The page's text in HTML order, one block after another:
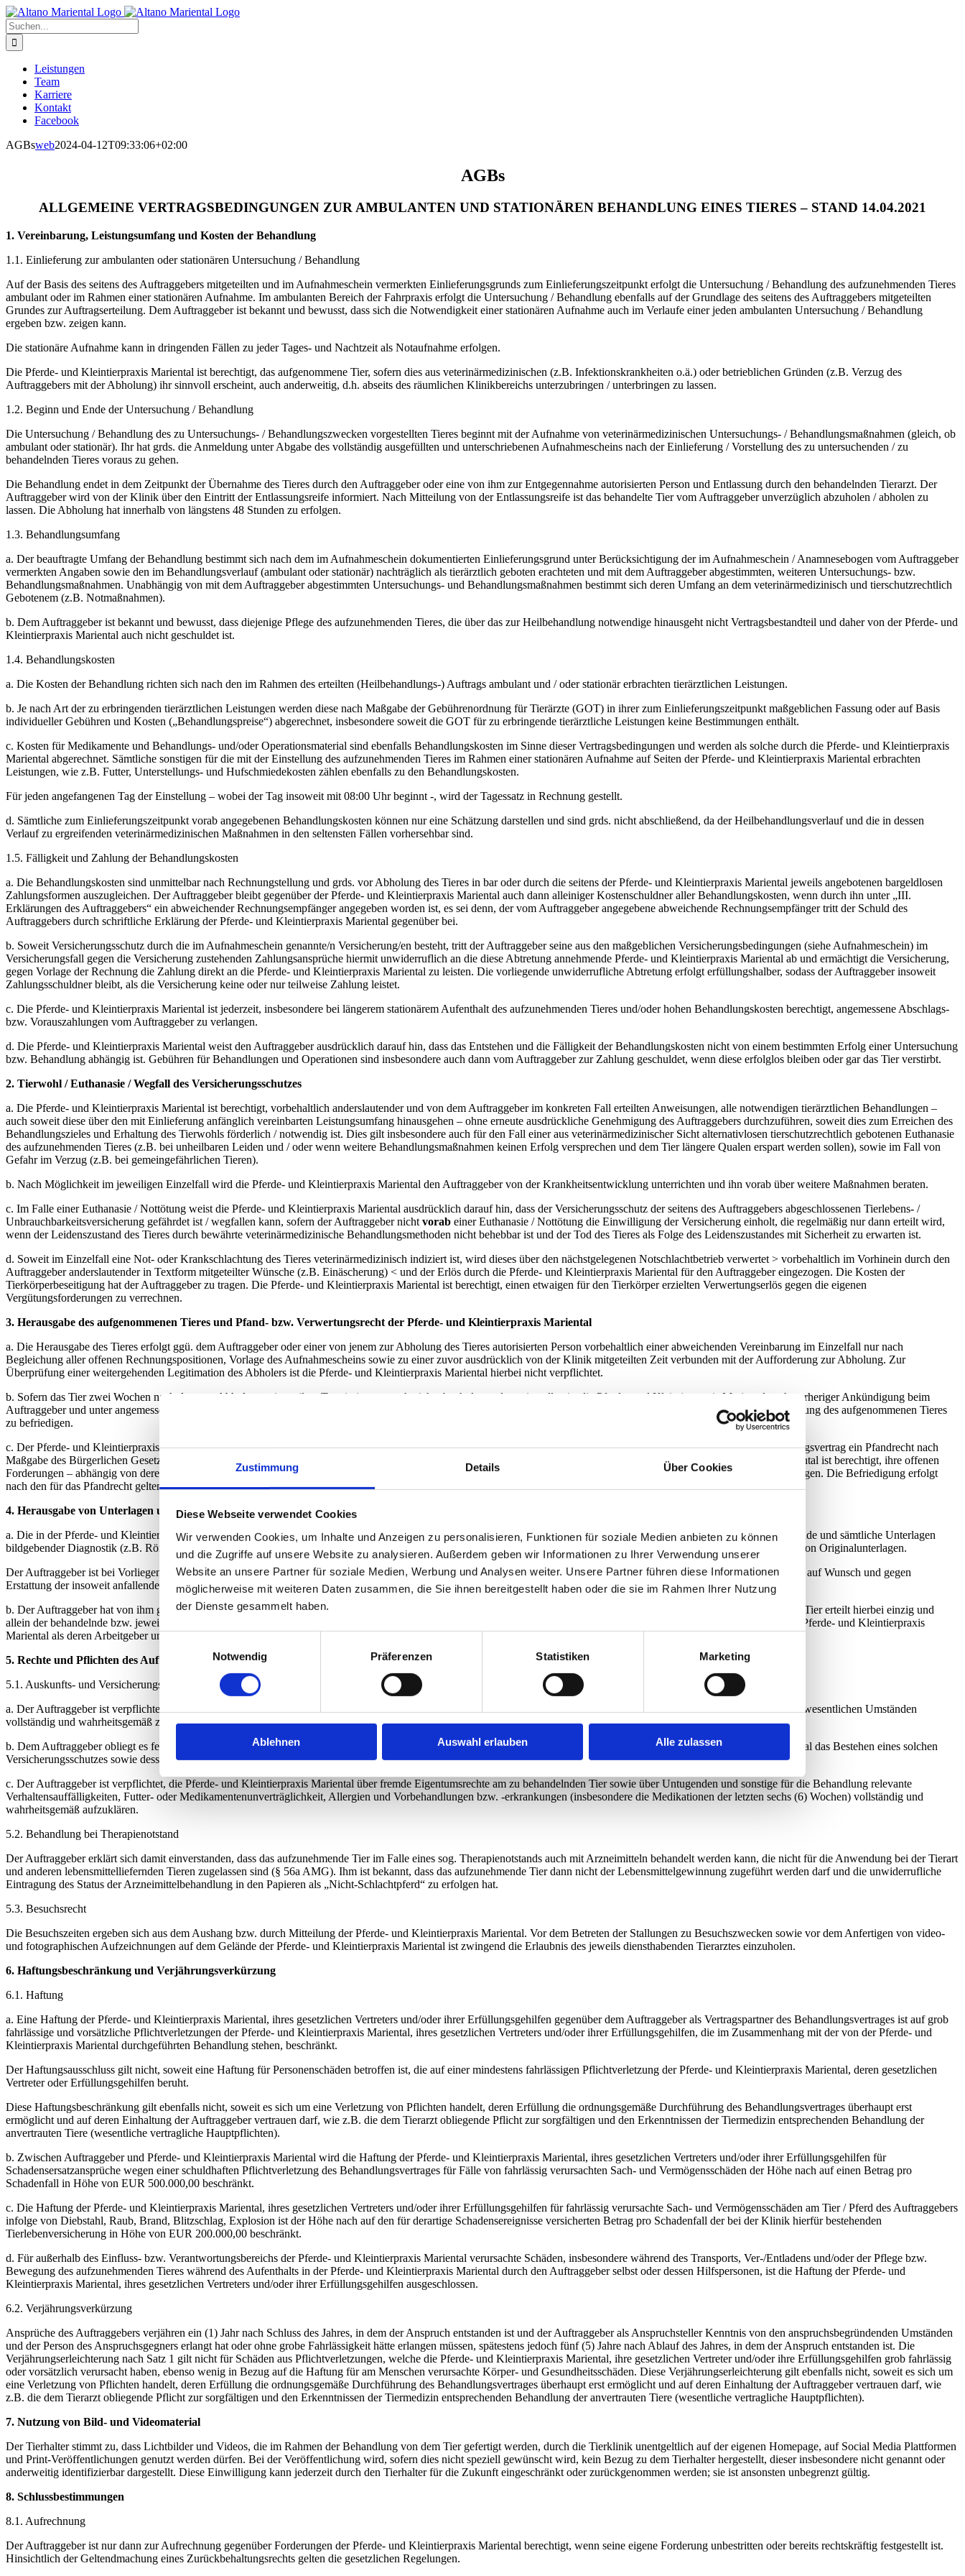
Zustimmung Details Über Cookies
Diese Webseite verwendet Cookies
Wir verwenden Cookies, um Inhalte und Anzeigen zu personalisieren, Funktionen für soziale Medien anbieten zu können
und die Zugriffe auf unsere Website zu analysieren. Außerdem geben wir Informationen zu Ihrer Verwendung unserer
Website an unsere Partner für soziale Medien, Werbung und Analysen weiter. Unsere Partner führen diese Informationen
möglicherweise mit weiteren Daten zusammen, die Sie ihnen bereitgestellt haben oder die sie im Rahmen Ihrer Nutzung
der Dienste gesammelt haben.
Einwilligungsauswahl
Notwendig
Präferenzen Statistiken Marketing
Ablehnen Auswahl erlauben Alle zulassen
Zum
Inhalt
springen
Suche
nach:
Leistungen
Team
Karriere
Kontakt
Facebook
AGBsweb2024-04-12T09:33:06+02:00
AGBs
ALLGEMEINE VERTRAGSBEDINGUNGEN ZUR AMBULANTEN UND STATIONÄREN BEHANDLUNG EINES TIERES – STAND 14.04.2021
1. Vereinbarung, Leistungsumfang und Kosten der Behandlung
1.1. Einlieferung zur ambulanten oder stationären Untersuchung / Behandlung
Auf der Basis des seitens des Auftraggebers mitgeteilten und im Aufnahmeschein vermerkten Einlieferungsgrunds zum Einlieferungszeitpunkt erfolgt die Untersuchung / Behandlung des aufzunehmenden Tieres
ambulant oder im Rahmen einer stationären Aufnahme. Im ambulanten Bereich der Fahrpraxis erfolgt die Untersuchung / Behandlung ebenfalls auf der Grundlage des seitens des Auftraggebers mitgeteilten
Grundes zur Auftragserteilung. Dem Auftraggeber ist bekannt und bewusst, dass sich die Notwendigkeit einer stationären Aufnahme auch im Verlaufe einer jeden ambulanten Untersuchung / Behandlung
ergeben bzw. zeigen kann.
Die stationäre Aufnahme kann in dringenden Fällen zu jeder Tages- und Nachtzeit als Notaufnahme erfolgen.
Die Pferde- und Kleintierpraxis Mariental ist berechtigt, das aufgenommene Tier, sofern dies aus veterinärmedizinischen (z.B. Infektionskrankheiten o.ä.) oder betrieblichen Gründen (z.B. Verzug des
Auftraggebers mit der Abholung) ihr sinnvoll erscheint, auch anderweitig, d.h. abseits des räumlichen Klinikbereichs unterzubringen / unterbringen zu lassen.
1.2. Beginn und Ende der Untersuchung / Behandlung
Die Untersuchung / Behandlung des zu Untersuchungs- / Behandlungszwecken vorgestellten Tieres beginnt mit der Aufnahme von veterinärmedizinischen Untersuchungs- / Behandlungsmaßnahmen (gleich, ob
ambulant oder stationär). Ihr hat grds. die Anmeldung unter Abgabe des vollständig ausgefüllten und unterschriebenen Aufnahmescheins nach der Einlieferung / Vorstellung des zu untersuchenden / zu
behandelnden Tieres voraus zu gehen.
Die Behandlung endet in dem Zeitpunkt der Übernahme des Tieres durch den Auftraggeber oder eine von ihm zur Entgegennahme autorisierten Person und Entlassung durch den behandelnden Tierarzt. Der
Auftraggeber wird von der Klinik über den Eintritt der Entlassungsreife informiert. Nach Mitteilung von der Entlassungsreife ist das behandelte Tier vom Auftraggeber unverzüglich abzuholen / abholen zu
lassen. Die Abholung hat innerhalb von längstens 48 Stunden zu erfolgen.
1.3. Behandlungsumfang
a. Der beauftragte Umfang der Behandlung bestimmt sich nach dem im Aufnahmeschein dokumentierten Einlieferungsgrund unter Berücksichtigung der im Aufnahmeschein / Anamnesebogen vom Auftraggeber
vermerkten Angaben sowie den im Behandlungsverlauf (ambulant oder stationär) nachträglich als tierärztlich geboten erachteten und mit dem Auftraggeber abgestimmten, weiteren Untersuchungs- bzw.
Behandlungsmaßnahmen. Unabhängig von mit dem Auftraggeber abgestimmten Untersuchungs- und Behandlungsmaßnahmen bestimmt sich deren Umfang an dem veterinärmedizinisch und tierschutzrechtlich
Gebotenem (z.B. Notmaßnahmen).
b. Dem Auftraggeber ist bekannt und bewusst, dass diejenige Pflege des aufzunehmenden Tieres, die über das zur Heilbehandlung notwendige hinausgeht nicht Vertragsbestandteil und daher von der Pferde- und
Kleintierpraxis Mariental auch nicht geschuldet ist.
1.4. Behandlungskosten
a. Die Kosten der Behandlung richten sich nach den im Rahmen des erteilten (Heilbehandlungs-) Auftrags ambulant und / oder stationär erbrachten tierärztlichen Leistungen.
b. Je nach Art der zu erbringenden tierärztlichen Leistungen werden diese nach Maßgabe der Gebührenordnung für Tierärzte (GOT) in ihrer zum Einlieferungszeitpunkt maßgeblichen Fassung oder auf Basis
individueller Gebühren und Kosten („Behandlungspreise“) abgerechnet, insbesondere soweit die GOT für zu erbringende tierärztliche Leistungen keine Bestimmungen enthält.
c. Kosten für Medikamente und Behandlungs- und/oder Operationsmaterial sind ebenfalls Behandlungskosten im Sinne dieser Vertragsbedingungen und werden als solche durch die Pferde- und Kleintierpraxis
Mariental abgerechnet. Sämtliche sonstigen für die mit der Einstellung des aufzunehmenden Tieres im Rahmen einer stationären Aufnahme auf Seiten der Pferde- und Kleintierpraxis Mariental erbrachten
Leistungen, wie z.B. Futter, Unterstellungs- und Hufschmiedekosten zählen ebenfalls zu den Behandlungskosten.
Für jeden angefangenen Tag der Einstellung – wobei der Tag insoweit mit 08:00 Uhr beginnt -, wird der Tagessatz in Rechnung gestellt.
d. Sämtliche zum Einlieferungszeitpunkt vorab angegebenen Behandlungskosten können nur eine Schätzung darstellen und sind grds. nicht abschließend, da der Heilbehandlungsverlauf und die in dessen
Verlauf zu ergreifenden veterinärmedizinischen Maßnahmen in den seltensten Fällen vorhersehbar sind.
1.5. Fälligkeit und Zahlung der Behandlungskosten
a. Die Behandlungskosten sind unmittelbar nach Rechnungstellung und grds. vor Abholung des Tieres in bar oder durch die seitens der Pferde- und Kleintierpraxis Mariental jeweils angebotenen bargeldlosen
Zahlungsformen auszugleichen. Der Auftraggeber bleibt gegenüber der Pferde- und Kleintierpraxis Mariental auch dann alleiniger Kostenschuldner aller Behandlungskosten, wenn durch ihn unter „III.
Erklärungen des Auftraggebers“ ein abweichender Rechnungsempfänger angegeben worden ist, es sei denn, der vom Auftraggeber angegebene abweichende Rechnungsempfänger tritt der Schuld des
Auftraggebers durch schriftliche Erklärung der Pferde- und Kleintierpraxis Mariental gegenüber bei.
b. Soweit Versicherungsschutz durch die im Aufnahmeschein genannte/n Versicherung/en besteht, tritt der Auftraggeber seine aus den maßgeblichen Versicherungsbedingungen (siehe Aufnahmeschein) im
Versicherungsfall gegen die Versicherung zustehenden Zahlungsansprüche hiermit unwiderruflich an die diese Abtretung annehmende Pferde- und Kleintierpraxis Mariental ab und ermächtigt die Versicherung,
gegen Vorlage der Rechnung die Zahlung direkt an die Pferde- und Kleintierpraxis Mariental zu leisten. Die vorliegende unwiderrufliche Abtretung erfolgt erfüllungshalber, sodass der Auftraggeber insoweit
Zahlungsschuldner bleibt, als die Versicherung keine oder nur teilweise Zahlung leistet.
c. Die Pferde- und Kleintierpraxis Mariental ist jederzeit, insbesondere bei längerem stationärem Aufenthalt des aufzunehmenden Tieres und/oder hohen Behandlungskosten berechtigt, angemessene Abschlags-
bzw. Vorauszahlungen vom Auftraggeber zu verlangen.
d. Die Pferde- und Kleintierpraxis Mariental weist den Auftraggeber ausdrücklich darauf hin, dass das Entstehen und die Fälligkeit der Behandlungskosten nicht von einem bestimmten Erfolg einer Untersuchung
bzw. Behandlung abhängig ist. Gebühren für Behandlungen und Operationen sind insbesondere auch dann vom Auftraggeber zur Zahlung geschuldet, wenn diese erfolglos bleiben oder gar das Tier verstirbt.
2. Tierwohl / Euthanasie / Wegfall des Versicherungsschutzes
a. Die Pferde- und Kleintierpraxis Mariental ist berechtigt, vorbehaltlich anderslautender und von dem Auftraggeber im konkreten Fall erteilten Anweisungen, alle notwendigen tierärztlichen Behandlungen –
auch soweit diese über den mit Einlieferung anfänglich vereinbarten Leistungsumfang hinausgehen – ohne erneute ausdrückliche Genehmigung des Auftraggebers durchzuführen, soweit dies zum Erreichen des
Behandlungszieles und Erhaltung des Tierwohls förderlich / notwendig ist. Dies gilt insbesondere auch für den Fall einer aus veterinärmedizinischer Sicht alternativlosen tierschutzrechtlich gebotenen Euthanasie
des aufzunehmenden Tieres (z.B. bei unheilbaren Leiden und / oder wenn weitere Behandlungsmaßnahmen keinen Erfolg versprechen und dem Tier längere Qualen erspart werden sollen), sowie im Fall von
Gefahr im Verzug (z.B. bei gemeingefährlichen Tieren).
b. Nach Möglichkeit im jeweiligen Einzelfall wird die Pferde- und Kleintierpraxis Mariental den Auftraggeber von der Krankheitsentwicklung unterrichten und ihn vorab über weitere Maßnahmen beraten.
c. Im Falle einer Euthanasie / Nottötung weist die Pferde- und Kleintierpraxis Mariental ausdrücklich darauf hin, dass der Versicherungsschutz der seitens des Auftraggebers abgeschlossenen Tierlebens- /
Unbrauchbarkeitsversicherung gefährdet ist / wegfallen kann, sofern der Auftraggeber nicht vorab einer Euthanasie / Nottötung die Einwilligung der Versicherung einholt, die regelmäßig nur dann erteilt wird,
wenn der Leidenszustand des Tieres durch bewährte veterinärmedizinische Behandlungsmethoden nicht behebbar ist und der Tod des Tieres als Folge des Leidenszustandes mit Sicherheit zu erwarten ist.
d. Soweit im Einzelfall eine Not- oder Krankschlachtung des Tieres veterinärmedizinisch indiziert ist, wird dieses über den nächstgelegenen Notschlachtbetrieb verwertet > vorbehaltlich im Vorhinein durch den
Auftraggeber anderslautender in Textform mitgeteilter Wünsche (z.B. Einäscherung) < und der Erlös durch die Pferde- und Kleintierpraxis Mariental für den Auftraggeber eingezogen. Die Kosten der
Tierkörperbeseitigung hat der Auftraggeber zu tragen. Die Pferde- und Kleintierpraxis Mariental ist berechtigt, einen etwaigen für den Tierkörper erzielten Verwertungserlös gegen die eigenen
Vergütungsforderungen zu verrechnen.
3. Herausgabe des aufgenommenen Tieres und Pfand- bzw. Verwertungsrecht der Pferde- und Kleintierpraxis Mariental
a. Die Herausgabe des Tieres erfolgt ggü. dem Auftraggeber oder einer von jenem zur Abholung des Tieres autorisierten Person vorbehaltlich einer abweichenden Vereinbarung im Einzelfall nur nach
Begleichung aller offenen Rechnungspositionen, Vorlage des Aufnahmescheins sowie zu einer zuvor ausdrücklich von der Klinik mitgeteilten Zeit verbunden mit der Aufforderung zur Abholung. Zur
Überprüfung einer weitergehenden Legitimation des Abholers ist die Pferde- und Kleintierpraxis Mariental hierbei nicht verpflichtet.
b. Sofern das Tier zwei Wochen nach dem zur Abholung mitgeteilten Termin immer noch nicht abgeholt worden sein sollte, ist die Pferde- und Kleintierpraxis Mariental nach vorheriger Ankündigung beim
Auftraggeber und unter angemessener Würdigung der insgesamt entstandenen Kosten sowie des Wertes des Tieres berechtigt, ihre offenen Forderungen aus der (Pfand-)Verwertung des aufgenommenen Tieres
zu befriedigen.
c. Der Pferde- und Kleintierpraxis Mariental wird durch bzw. im Auftrag des Eigentümers wegen jedweder fälliger Forderungen aus und im Zusammenhang mit dem Behandlungsvertrag ein Pfandrecht nach
Maßgabe des Bürgerlichen Gesetzbuches (§§ 1204 ff. BGB am aufzunehmenden Tier sowie etwaig eingebrachtem Zubehör) eingeräumt. Die Pferde- und Kleintierpraxis Mariental ist berechtigt, ihre offenen
Forderungen – abhängig von deren Höhe und damit unter Wahrung des Grundsatzes der Verhältnismäßigkeit – aus der Verwertung des Tieres und/oder des Zubehörs zu befriedigen. Die Befriedigung erfolgt
nach den für das Pfandrecht geltenden Vorschriften des BGB. Die Verkaufsberechtigung tritt zwei Wochen nach Verkaufsandrohung ein.
4. Herausgabe von Unterlagen und Auskunftserteilung
a. Die in der Pferde- und Kleintierpraxis Mariental angefertigten Originale der Krankenunterlagen, insbesondere die Aufzeichnungen über Laborergebnisse, Untersuchungsbefunde und sämtliche Unterlagen
bildgebender Diagnostik (z.B. Röntgenbilder), stellen Eigentum der Pferde- und Kleintierpraxis Mariental dar. Der Auftraggeber hat insoweit keinen Anspruch auf Herausgabe von Originalunterlagen.
Der Auftraggeber ist bei Vorliegen eines rechtlichen Interesses berechtigt, die Behandlungsunterlagen einzusehen. Kopien der Behandlungsunterlagen können dem Auftraggeber auf Wunsch und gegen
Erstattung der insoweit anfallenden Kosten zur Verfügung gestellt werden.
b. Der Auftraggeber hat von ihm gewünschte Erkundigungen über den Krankheits- und Behandlungsverlauf des Tieres eigenständig einzuholen. Auskünfte über das behandelte Tier erteilt hierbei einzig und
allein der behandelnde bzw. jeweils diensthabende Tierarzt. Den Tiermedizinischen Fachangestellten, Tierpflegern / innen sowie Verwaltungsmitarbeitern/ innen ist es durch die Pferde- und Kleintierpraxis
Mariental als deren Arbeitgeber untersagt, entsprechende Auskünfte zu erteilen.
5. Rechte und Pflichten des Auftraggebers
5.1. Auskunfts- und Versicherungspflicht des Auftraggebers
a. Der Auftraggeber ist verpflichtet, alle erforderlichen Angaben zum zu behandelnden / aufzunehmenden Tier sowie zu sonstigen für die ambulante oder stationäre Behandlung wesentlichen Umständen
vollständig und wahrheitsgemäß zu machen.
b. Dem Auftraggeber obliegt es ferner, für ausreichenden Versicherungs-, insbesondere Haftpflichtschutz zu sorgen und auf Anforderung der Pferde- und Kleintierpraxis Mariental das Bestehen eines solchen
Versicherungsschutzes sowie dessen Umfang (u.a. durch Mitteilung der Versicherungssumme und Vorlage der Versicherungspolice) nachzuweisen.
c. Der Auftraggeber ist verpflichtet, die Pferde- und Kleintierpraxis Mariental über fremde Eigentumsrechte am zu behandelnden Tier sowie über Untugenden und sonstige für die Behandlung relevante
Verhaltensauffälligkeiten, Futter- oder Medikamentenunverträglichkeit, Allergien und Vorbehandlungen bzw. -erkrankungen (insbesondere die Medikationen der letzten sechs (6) Wochen) vollständig und
wahrheitsgemäß aufzuklären.
5.2. Behandlung bei Therapienotstand
Der Auftraggeber erklärt sich damit einverstanden, dass das aufzunehmende Tier im Falle eines sog. Therapienotstands auch mit Arzneimitteln behandelt werden kann, die nicht für die Anwendung bei der Tierart
und anderen lebensmittelliefernden Tieren zugelassen sind (§ 56a AMG). Ihm ist bekannt, dass das aufzunehmende Tier dann nicht der Lebensmittelgewinnung zugeführt werden darf und die unwiderrufliche
Eintragung des Status der Arzneimittelbehandlung in den Papieren als „Nicht-Schlachtpferd“ zu erfolgen hat.
5.3. Besuchsrecht
Die Besuchszeiten ergeben sich aus dem Aushang bzw. durch Mitteilung der Pferde- und Kleintierpraxis Mariental. Vor dem Betreten der Stallungen zu Besuchszwecken sowie vor dem Anfertigen von video-
und fotographischen Aufzeichnungen auf dem Gelände der Pferde- und Kleintierpraxis Mariental ist zwingend die Erlaubnis des jeweils diensthabenden Tierarztes einzuholen.
6. Haftungsbeschränkung und Verjährungsverkürzung
6.1. Haftung
a. Eine Haftung der Pferde- und Kleintierpraxis Mariental, ihres gesetzlichen Vertreters und/oder ihrer Erfüllungsgehilfen gegenüber dem Auftraggeber als Vertragspartner des Behandlungsvertrages ist auf grob
fahrlässige und vorsätzliche Pflichtverletzungen der Pferde- und Kleintierpraxis Mariental, ihres gesetzlichen Vertreters und/oder ihrer Erfüllungsgehilfen, die im Zusammenhang mit der von der Pferde- und
Kleintierpraxis Mariental durchgeführten Behandlung stehen, beschränkt.
Der Haftungsausschluss gilt nicht, soweit eine Haftung für Personenschäden betroffen ist, die auf einer mindestens fahrlässigen Pflichtverletzung der Pferde- und Kleintierpraxis Mariental, deren gesetzlichen
Vertreter oder Erfüllungsgehilfen beruht.
Diese Haftungsbeschränkung gilt ebenfalls nicht, soweit es sich um eine Verletzung von Pflichten handelt, deren Erfüllung die ordnungsgemäße Durchführung des Behandlungsvertrages überhaupt erst
ermöglicht und auf deren Einhaltung der Auftraggeber vertrauen darf, wie z.B. die dem Tierarzt obliegende Pflicht zur sorgfältigen und den Erkenntnissen der Tiermedizin entsprechenden Behandlung der
anvertrauten Tiere (wesentliche vertragliche Hauptpflichten).
b. Zwischen Auftraggeber und Pferde- und Kleintierpraxis Mariental wird die Haftung der Pferde- und Kleintierpraxis Mariental, ihres gesetzlichen Vertreters und/oder ihrer Erfüllungsgehilfen für
Schadensersatzansprüche wegen einer schuldhaften Pflichtverletzung des Behandlungsvertrages für Fälle von fahrlässig verursachten Sach- und Vermögensschäden der Höhe nach auf einen Betrag pro
Schadenfall in Höhe von EUR 500.000,00 beschränkt.
c. Die Haftung der Pferde- und Kleintierpraxis Mariental, ihres gesetzlichen Vertreters und/oder ihrer Erfüllungsgehilfen für fahrlässig verursachte Sach- und Vermögensschäden am Tier / Pferd des Auftraggebers
infolge von Diebstahl, Raub, Brand, Blitzschlag, Explosion ist der Höhe nach auf den für derartige Schadensereignisse versicherten Betrag pro Schadenfall der bei der Klinik hierfür bestehenden
Tierlebenversicherung in Höhe von EUR 200.000,00 beschränkt.
d. Für außerhalb des Einfluss- bzw. Verantwortungsbereichs der Pferde- und Kleintierpraxis Mariental verursachte Schäden, insbesondere während des Transports, Ver-/Entladens und/oder der Pflege bzw.
Bewegung des aufzunehmenden Tieres während des Aufenthalts in der Pferde- und Kleintierpraxis Mariental durch den Auftraggeber selbst oder dessen Hilfspersonen, ist die Haftung der Pferde- und
Kleintierpraxis Mariental, ihres gesetzlichen Vertreters und/oder ihrer Erfüllungsgehilfen ausgeschlossen.
6.2. Verjährungsverkürzung
Ansprüche des Auftraggebers verjähren ein (1) Jahr nach Schluss des Jahres, in dem der Anspruch entstanden ist und der Auftraggeber als Anspruchsteller Kenntnis von den anspruchsbegründenden Umständen
und der Person des Anspruchsgegners erlangt hat oder ohne grobe Fahrlässigkeit hätte erlangen müssen, spätestens jedoch fünf (5) Jahre nach Ablauf des Jahres, in dem der Anspruch entstanden ist. Die
Verjährungserleichterung nach Satz 1 gilt nicht für Schäden aus Pflichtverletzungen, welche die Pferde- und Kleintierpraxis Mariental, ihre gesetzlichen Vertreter und/oder ihre Erfüllungsgehilfen grob fahrlässig
oder vorsätzlich verursacht haben, ebenso wenig in Bezug auf die Haftung für am Menschen verursachte Körper- und Gesundheitsschäden. Diese Verjährungserleichterung gilt ebenfalls nicht, soweit es sich um
eine Verletzung von Pflichten handelt, deren Erfüllung die ordnungsgemäße Durchführung des Behandlungsvertrages überhaupt erst ermöglicht und auf deren Einhaltung der Auftraggeber vertrauen darf, wie
z.B. die dem Tierarzt obliegende Pflicht zur sorgfältigen und den Erkenntnissen der Tiermedizin entsprechenden Behandlung der anvertrauten Tiere (wesentliche vertragliche Hauptpflichten).
7. Nutzung von Bild- und Videomaterial
Der Tierhalter stimmt zu, dass Lichtbilder und Videos, die im Rahmen der Behandlung von dem Tier gefertigt werden, durch die Tierklinik unentgeltlich auf der eigenen Homepage, auf Social Media Plattformen
und Print-Veröffentlichungen genutzt werden dürfen. Bei der Veröffentlichung wird, sofern dies nicht speziell gewünscht wird, kein Bezug zu dem Tierhalter hergestellt, dieser insbesondere nicht genannt oder
anderweitig identifizierbar dargestellt. Diese Einwilligung kann jederzeit durch den Tierhalter für die Zukunft eingeschränkt oder zurückgenommen werden; sie ist ansonsten unbegrenzt gültig.
8. Schlussbestimmungen
8.1. Aufrechnung
Der Auftraggeber ist nur dann zur Aufrechnung gegenüber Forderungen der Pferde- und Kleintierpraxis Mariental berechtigt, wenn seine eigene Forderung unbestritten oder bereits rechtskräftig festgestellt ist.
Hinsichtlich der Geltendmachung eines Zurückbehaltungsrechts gelten die gesetzlichen Regelungen.